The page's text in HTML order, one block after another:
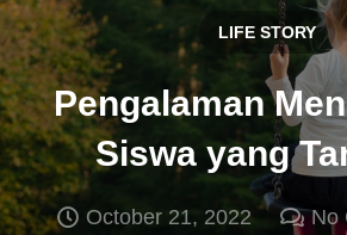
Pengalaman
Siswa yang
October 21, 2022
LIFE STORY
No